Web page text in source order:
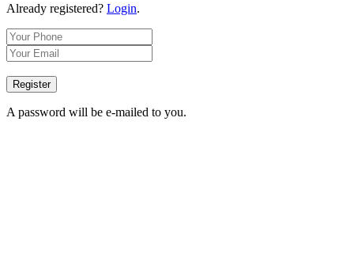
Already registered? Login.
Register
A password will be e-mailed to you.